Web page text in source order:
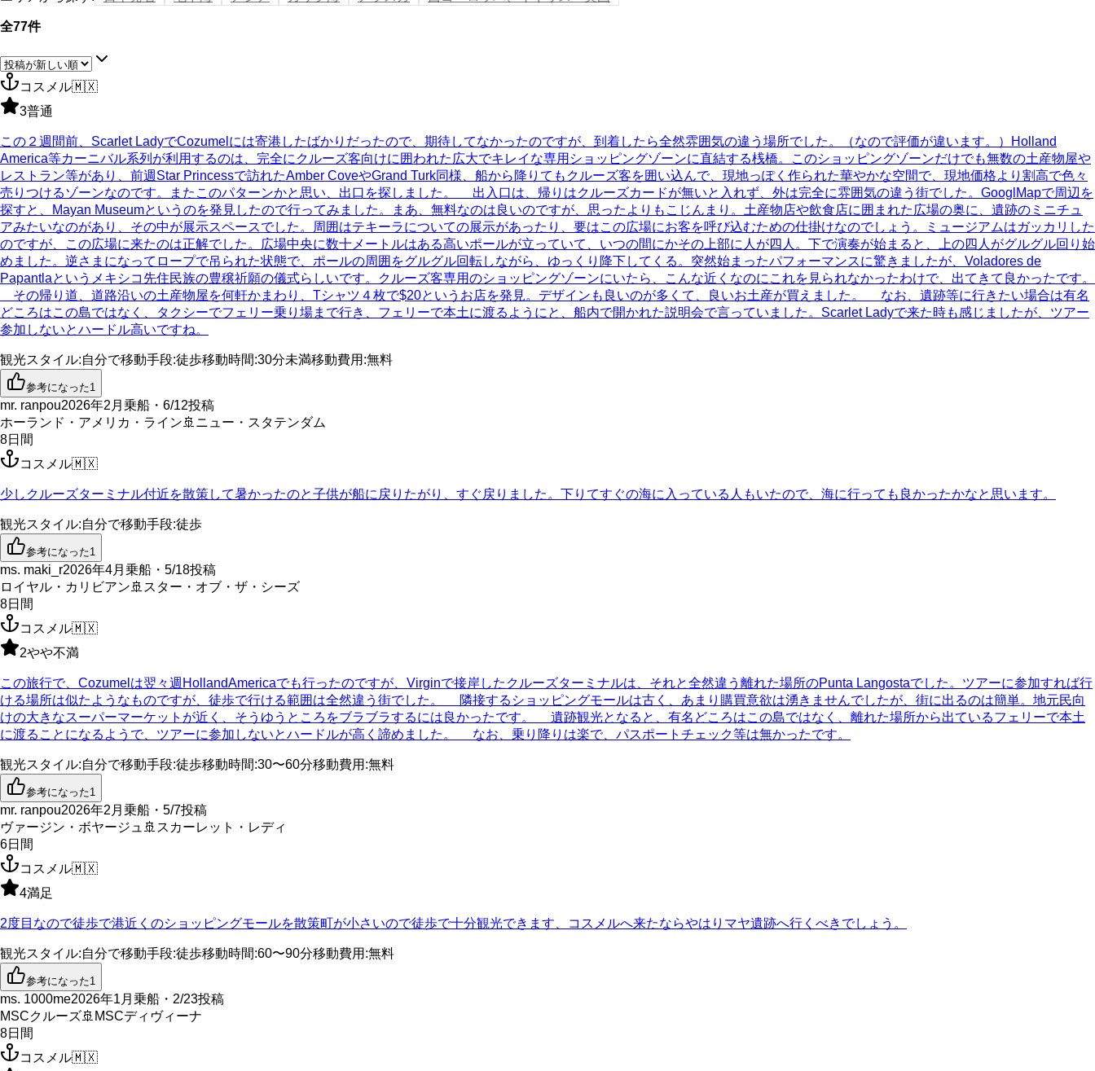
全77件
コスメル🇲🇽
3普通
この２週間前、Scarlet LadyでCozumelには寄港したばかりだったので、期待してなかったのですが、到着したら全然雰囲気の違う場所でした。（なので評価が違います。）Holland
America等カーニバル系列が利用するのは、完全にクルーズ客向けに囲われた広大でキレイな専用ショッピングゾーンに直結する桟橋。このショッピングゾーンだけでも無数の土産物屋や
レストラン等があり、前週Star Princessで訪れたAmber CoveやGrand Turk同様、船から降りてもクルーズ客を囲い込んで、現地っぽく作られた華やかな空間で、現地価格より割高で色々
売りつけるゾーンなのです。またこのパターンかと思い、出口を探しました。 出入口は、帰りはクルーズカードが無いと入れず、外は完全に雰囲気の違う街でした。GooglMapで周辺を
探すと、Mayan Museumというのを発見したので行ってみました。まあ、無料なのは良いのですが、思ったよりもこじんまり。土産物店や飲食店に囲まれた広場の奥に、遺跡のミニチュ
アみたいなのがあり、その中が展示スペースでした。周囲はテキーラについての展示があったり、要はこの広場にお客を呼び込むための仕掛けなのでしょう。ミュージアムはガッカリした
のですが、この広場に来たのは正解でした。広場中央に数十メートルはある高いポールが立っていて、いつの間にかその上部に人が四人。下で演奏が始まると、上の四人がグルグル回り始
めました。逆さまになってロープで吊られた状態で、ポールの周囲をグルグル回転しながら、ゆっくり降下してくる。突然始まったパフォーマンスに驚きましたが、Voladores de
Papantlaというメキシコ先住民族の豊穣祈願の儀式らしいです。クルーズ客専用のショッピングゾーンにいたら、こんな近くなのにこれを見られなかったわけで、出てきて良かったです。
その帰り道、道路沿いの土産物屋を何軒かまわり、Tシャツ４枚で$20というお店を発見。デザインも良いのが多くて、良いお土産が買えました。 なお、遺跡等に行きたい場合は有名
どころはこの島ではなく、タクシーでフェリー乗り場まで行き、フェリーで本土に渡るようにと、船内で開かれた説明会で言っていました。Scarlet Ladyで来た時も感じましたが、ツアー
参加しないとハードル高いですね。
観光スタイル:自分で移動手段:徒歩移動時間:30分未満移動費用 :無料
参考になった1
mr. ranpou2026年2月乗船・6/12投稿
ホーランド・アメリカ・ライン 🚢 ニュー・スタテンダム
8日間
コスメル🇲🇽
少しクルーズターミナル付近を散策して暑かったのと子供が船に戻りたがり、すぐ戻りました。下りてすぐの海に入っている人もいたので、海に行っても良かったかなと思います。
観光スタイル:自分で移動手段:徒歩
参考になった1
ms. maki_r2026年4月乗船・5/18投稿
ロイヤル・カリビアン 🚢 スター・オブ・ザ・シーズ
8日間
コスメル🇲🇽
2やや不満
この旅行で、Cozumelは翌々週HollandAmericaでも行ったのですが、Virginで接岸したクルーズターミナルは、それと全然違う離れた場所のPunta Langostaでした。ツアーに参加すれば行
ける場所は似たようなものですが、徒歩で行ける範囲は全然違う街でした。 隣接するショッピングモールは古く、あまり購買意欲は湧きませんでしたが、街に出るのは簡単。地元民向
けの大きなスーパーマーケットが近く、そうゆうところをブラブラするには良かったです。 遺跡観光となると、有名どころはこの島ではなく、離れた場所から出ているフェリーで本土
に渡ることになるようで、ツアーに参加しないとハードルが高く諦めました。 なお、乗り降りは楽で、パスポートチェック等は無かったです。
観光スタイル:自分で移動手段:徒歩移動時間:30〜60分移動費用 :無料
参考になった1
mr. ranpou2026年2月乗船・5/7投稿
ヴァージン・ボヤージュ 🚢 スカーレット・レディ
6日間
コスメル🇲🇽
4満足
2度目なので徒歩で港近くのショッピングモールを散策町が小さいので徒歩で十分観光できます、コスメルへ来たならやはりマヤ遺跡へ行くべきでしょう。
観光スタイル:自分で移動手段:徒歩移動時間:60〜90分移動費用 :無料
参考になった1
ms. 1000me2026年1月乗船・2/23投稿
MSCクルーズ🚢 MSCディヴィーナ
8日間
コスメル🇲🇽